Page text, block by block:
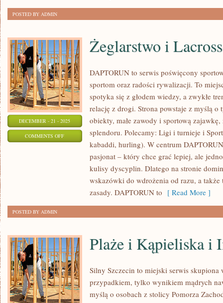
ROKU
ŻYCIA
POSTED BY ADMIN
DECEMBER - 21 - 2025
COMMENTS OFFON
ŻEGLARSTWO
Żeglarstwo i
DAPTORUN to serwis poświęcony
sportom oraz radości rywalizacji. To
spotyka się z głodem wiedzy, a zwykłe
relację z drogi. Strona powstaje z myślą
obiekty, małe zawody i sportową
splendoru. Polecamy: Ligi i turnieje i
kabaddi, hurling). W centrum
pasjonat – który chce grać lepiej, ale
kulisy dyscyplin. Dlatego na stronie
wskazówki do wdrożenia od razu, a także
zasady. DAPTORUN to [ Read More ]
POSTED BY ADMIN
Plaże i Kąpieliska i
Silny Szczecin to miejski serwis skupiona
przypadkiem, tylko wynikiem mądrych
myślą o osobach z stolicy Pomorza